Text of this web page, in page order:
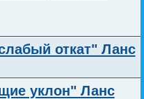
откат" Ланс
уклон" Ланс